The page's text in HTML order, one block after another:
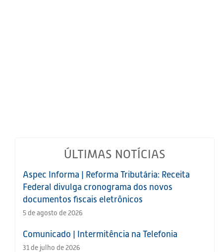
ÚLTIMAS NOTÍCIAS
Aspec Informa | Reforma Tributária: Receita
Federal divulga cronograma dos novos
documentos fiscais eletrônicos
5 de agosto de 2026
Comunicado | Intermitência na Telefonia
31 de julho de 2026